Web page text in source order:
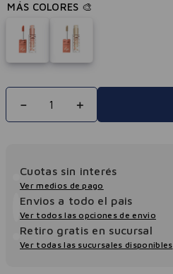
＋
－
Cuotas sin interés
Ver medios de pago
Envios a todo el pais
Ver todos las opciones de envio
Retiro gratis en sucursal
Ver todas las sucursales disponibles